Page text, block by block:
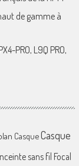
de gamme à
PRO, L9Q PRO,
CasqueCasque
sans fil Focal